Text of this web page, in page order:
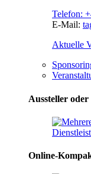
Telefon:
E-Mail:
Aktuelle
Aussteller
Online-